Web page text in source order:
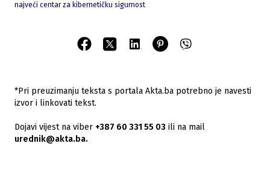
najveći centar za kibernetičku sigurnost
*Pri preuzimanju teksta s portala Akta.ba potrebno je navesti
izvor i linkovati tekst.
Dojavi vijest na viber +387 60 331 55 03 ili na mail
urednik@akta.ba.